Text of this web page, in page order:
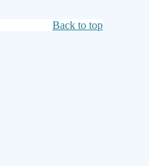
Back to top